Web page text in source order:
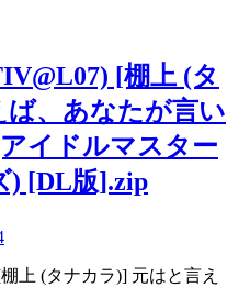
[棚上 (タ
、あなたが言い
イドルマスター
) [DL版].zip
上 (タナカラ)] 元はと言え